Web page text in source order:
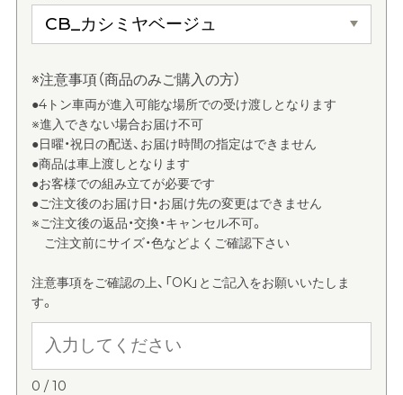
※注意事項（商品のみご購入の方）
●4トン車両が進入可能な場所での受け渡しとなります
※進入できない場合お届け不可
●日曜・祝日の配送、お届け時間の指定はできません
●商品は車上渡しとなります
●お客様での組み立てが必要です
●ご注文後のお届け日・お届け先の変更はできません
※ご注文後の返品・交換・キャンセル不可。
ご注文前にサイズ・色などよくご確認下さい
注意事項をご確認の上、「OK」とご記入をお願いいたしま
す。
0 /10